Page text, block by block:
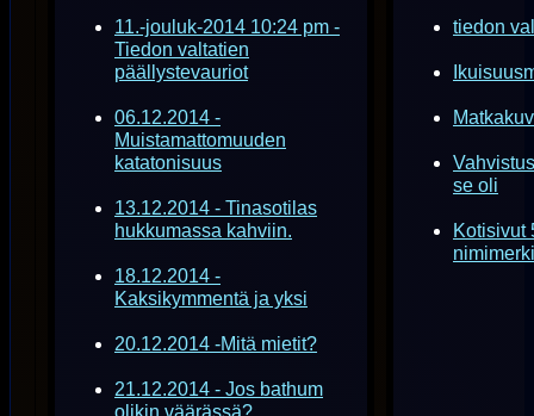
11.-jouluk-2014 10:24 pm -
Tiedon valtatien
päällystevauriot
06.12.2014 -
Muistamattomuuden
katatonisuus
13.12.2014 - Tinasotilas
hukkumassa kahviin.
18.12.2014 -
Kaksikymmentä ja yksi
20.12.2014 -Mitä mietit?
21.12.2014 - Jos bathum
olikin väärässä?
tiedon
se oli
Kotisivut